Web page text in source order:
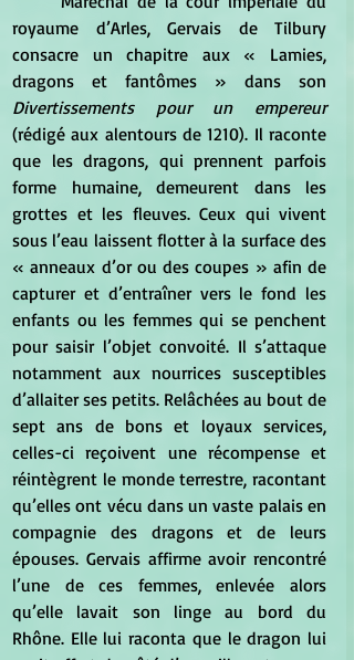
royaume d’Arles, Gervais de Tilbury
consacre un chapitre aux « Lamies,
Divertissements pour un empereur
(rédigé aux alentours de 1210). Il raconte
que les dragons, qui prennent parfois
forme humaine, demeurent dans les
grottes et les fleuves. Ceux qui vivent
sous l’eau laissent flotter à la surface des
« anneaux d’or ou des coupes » afin de
capturer et d’entraîner vers le fond les
enfants ou les femmes qui se penchent
pour saisir l’objet convoité. Il s’attaque
notamment aux nourrices susceptibles
d’allaiter ses petits. Relâchées au bout de
sept ans de bons et loyaux services,
celles-ci reçoivent une récompense et
réintègrent le monde terrestre, racontant
qu’elles ont vécu dans un vaste palais en
compagnie des dragons et de leurs
épouses. Gervais affirme avoir rencontré
l’une de ces femmes, enlevée alors
qu’elle lavait son linge au bord du
Rhône. Elle lui raconta que le dragon lui